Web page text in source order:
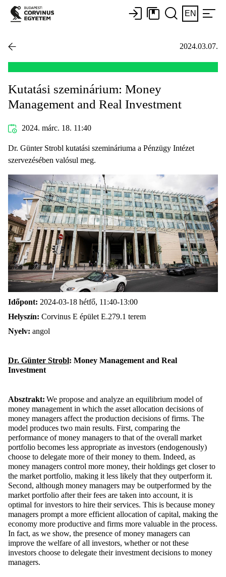
EN
2024.03.07.
Kutatási szeminárium: Money
Management and Real Investment
2024. márc. 18. 11:40
Dr. Günter Strobl kutatási szemináriuma a Pénzügy Intézet
szervezésében valósul meg.
Időpont: 2024-03-18 hétfő, 11:40-13:00
Helyszín: Corvinus E épület E.279.1 terem
Nyelv: angol
Dr. Günter Strobl: Money Management and Real
Investment
Absztrakt: We propose and analyze an equilibrium model of
money management in which the asset allocation decisions of
money managers affect the production decisions of firms. The
model produces two main results. First, comparing the
performance of money managers to that of the overall market
portfolio becomes less appropriate as investors (endogenously)
choose to delegate more of their money to them. Indeed, as
money managers control more money, their holdings get closer to
the market portfolio, making it less likely that they outperform it.
Second, although money managers may be outperformed by the
market portfolio after their fees are taken into account, it is
optimal for investors to hire their services. This is because money
managers prompt a more efficient allocation of capital, making the
economy more productive and firms more valuable in the process.
In fact, as we show, the presence of money managers can
improve the welfare of all investors, whether or not these
investors choose to delegate their investment decisions to money
managers.